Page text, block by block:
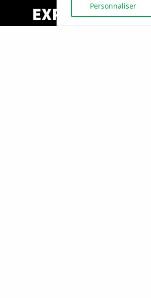
Personnaliser